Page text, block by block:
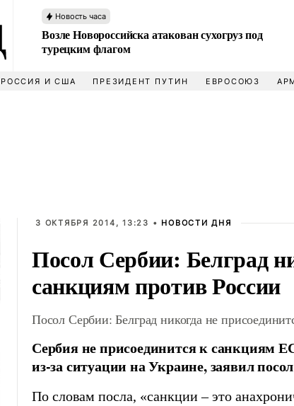
Новость часа
Возле Новороссийска атакован сухогруз под
турецким флагом
РОССИЯ И США ПРЕЗИДЕНТ ПУТИН ЕВРОСОЮЗ
3 ОКТЯБРЯ 2014, 13:23 • НОВОСТИ ДНЯ
Посол Сербии: Белград
санкциям против России
Посол Сербии: Белград никогда не
Сербия не присоединится к санкциям
из-за ситуации на Украине, заявил
По словам посла, «санкции – это